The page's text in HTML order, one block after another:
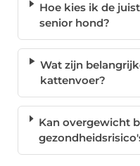
Hoe kies ik de
senior hond?
Wat zijn
kattenvoer?
Kan overgewicht